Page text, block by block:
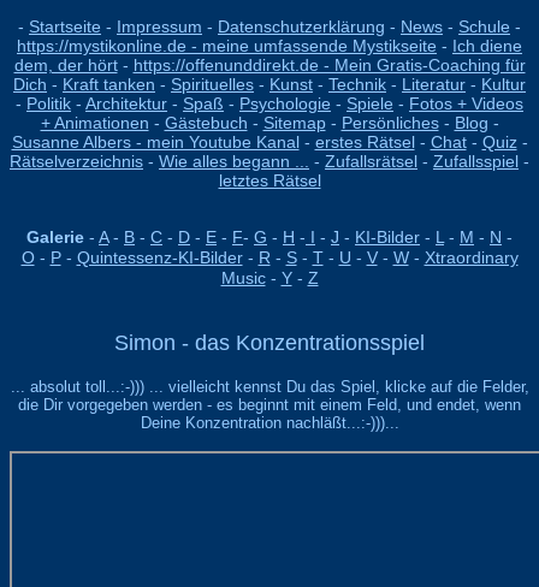
- Startseite - Impressum - Datenschutzerklärung - News - Schule -
https://mystikonline.de - meine umfassende Mystikseite - Ich diene
dem, der hört- https://offenunddirekt.de - Mein Gratis-Coaching für
Dich - Kraft tanken - Spirituelles - Kunst - Technik - Literatur - Kultur
- Politik - Architektur - Spaß - Psychologie - Spiele - Fotos + Videos
+ Animationen - Gästebuch - Sitemap- Persönliches- Blog -
Susanne Albers - mein Youtube Kanal- erstes Rätsel- Chat- Quiz -
Rätselverzeichnis - Wie alles begann ... - Zufallsrätsel - Zufallsspiel -
letztes Rätsel
Galerie - A- B - C - D - E - F- G - H - I - J - KI-Bilder - L - M - N -
O- P- Quintessenz-KI-Bilder- R - S- T- U - V- W- Xtraordinary
Music- Y- Z
Simon - das Konzentrationsspiel
... absolut toll...:-))) ... vielleicht kennst Du das Spiel, klicke auf die Felder,
die Dir vorgegeben werden - es beginnt mit einem Feld, und endet, wenn
Deine Konzentration nachläßt...:-)))...